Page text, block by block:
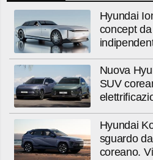
Hyundai
concept
Nuova
SUV
Hyundai
sguardo
coreano.